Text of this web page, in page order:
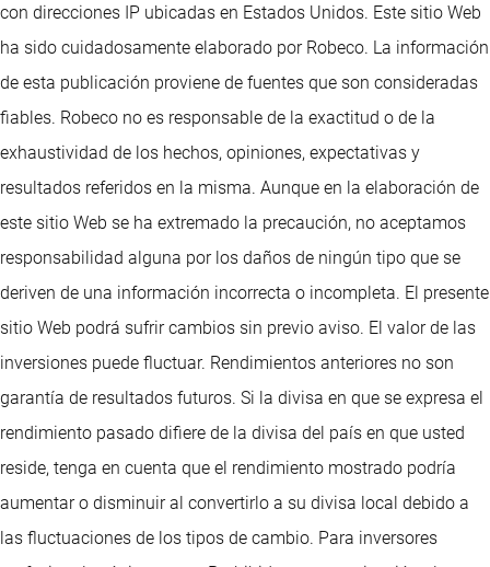
con direcciones IP ubicadas en Estados Unidos. Este sitio Web
ha sido cuidadosamente elaborado por Robeco. La información
de esta publicación proviene de fuentes que son consideradas
fiables. Robeco no es responsable de la exactitud o de la
exhaustividad de los hechos, opiniones, expectativas y
resultados referidos en la misma. Aunque en la elaboración de
este sitio Web se ha extremado la precaución, no aceptamos
responsabilidad alguna por los daños de ningún tipo que se
deriven de una información incorrecta o incompleta. El presente
sitio Web podrá sufrir cambios sin previo aviso. El valor de las
inversiones puede fluctuar. Rendimientos anteriores no son
garantía de resultados futuros. Si la divisa en que se expresa el
rendimiento pasado difiere de la divisa del país en que usted
reside, tenga en cuenta que el rendimiento mostrado podría
aumentar o disminuir al convertirlo a su divisa local debido a
las fluctuaciones de los tipos de cambio. Para inversores